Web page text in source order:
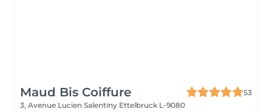
Maud Bis Coiffure
53
3, Avenue Lucien Salentiny Ettelbruck L-9080